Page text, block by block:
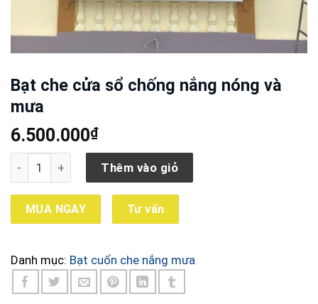
Bạt che cửa sổ chống nắng nóng và
mưa
6.500.000₫
Bạt che cửa sổ chống nắng nóng và mưa số lượng
Thêm vào giỏ
MUA NGAY Tư vấn
Danh mục: Bạt cuốn che nắng mưa